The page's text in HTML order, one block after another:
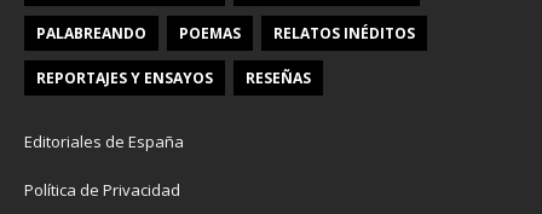
PALABREANDO POEMAS RELATOS INÉDITOS
REPORTAJES Y ENSAYOS RESEÑAS
Editoriales de España
Política de Privacidad